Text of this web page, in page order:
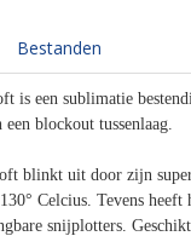
Bestanden
is een sublimatie
blockout tussenlaag.
blinkt uit door zijn
Celcius. Tevens heeft
snijplotters.